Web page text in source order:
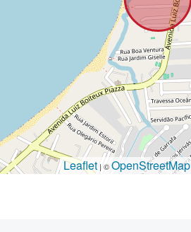
Leaflet | ©OpenStreetMap